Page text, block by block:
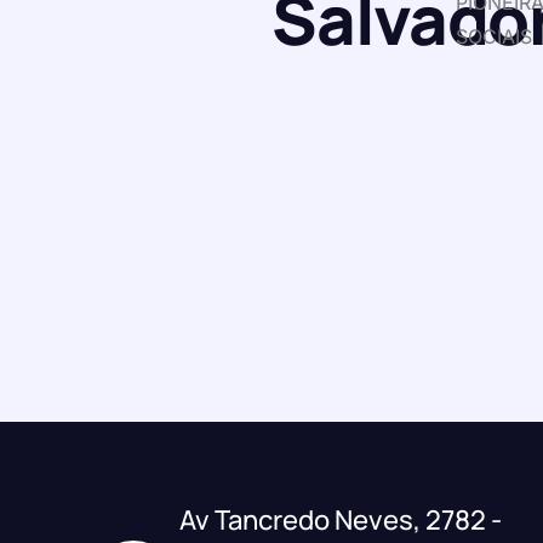
SOCIAIS
Av Tancredo Neves, 2782 -